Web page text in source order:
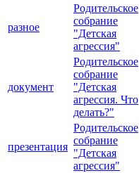
разное
Родительское
собрание
"Детская
агрессия"
документ
Родительское
собрание
"Детская
агрессия. Что
делать?"
презентация
Родительское
собрание
"Детская
агрессия"